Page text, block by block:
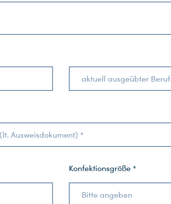
aktuell ausgeübter
Ausweisdokument) *
Konfektionsgröße *
Bitte angeben